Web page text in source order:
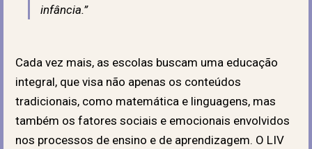
infância.”
Cada vez mais, as escolas buscam uma educação
integral, que visa não apenas os conteúdos
tradicionais, como matemática e linguagens, mas
também os fatores sociais e emocionais envolvidos
nos processos de ensino e de aprendizagem. O LIV